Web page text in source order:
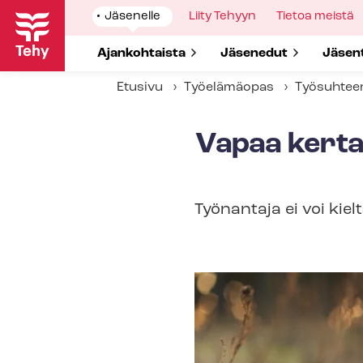
Hyppää
pääsisältöön
Show
submenu
Jäsenelle
Show submenu for
Ajankohtaista Show submenu for
Jäsenedut Show
Show
Liity Tehyyn
Show
Tietoa meistä
Etusivu Työelämäopas
Vapaa
Työnantaja ei voi